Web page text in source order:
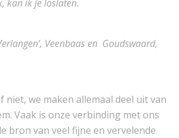
kan ik je loslaten.
Veenbaas en Goudswaard,
niet, we maken allemaal deel uit van
Vaak is onze verbinding met ons
bron van veel fijne en vervelende